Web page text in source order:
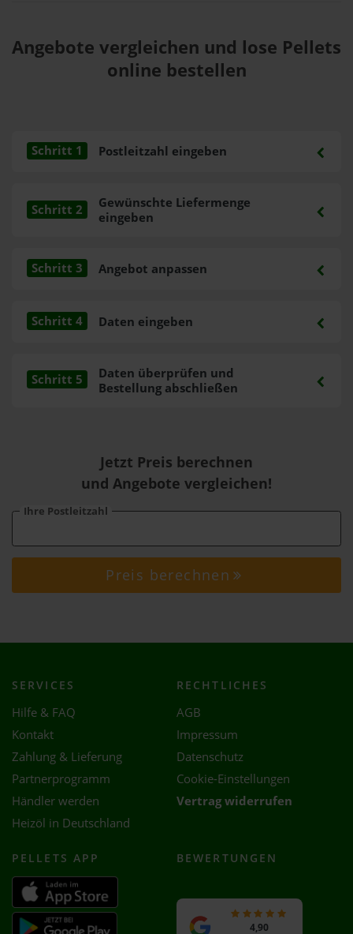
Angebote vergleichen und lose Pellets
online bestellen
Schritt 1 Postleitzahl eingeben
Schritt 2
Gewünschte Liefermenge
eingeben
Schritt 3 Angebot anpassen
Schritt 4 Daten eingeben
Schritt 5
Daten überprüfen und
Bestellung abschließen
Jetzt Preis berechnen
und Angebote vergleichen!
Ihre Postleitzahl
Preis berechnen
SERVICES
Hilfe & FAQ
Kontakt
Zahlung & Lieferung
Partnerprogramm
Händler werden
Heizöl in Deutschland
RECHTLICHES
AGB
Impressum
Datenschutz
Cookie-Einstellungen
Vertrag widerrufen
PELLETS APP BEWERTUNGEN
4,90